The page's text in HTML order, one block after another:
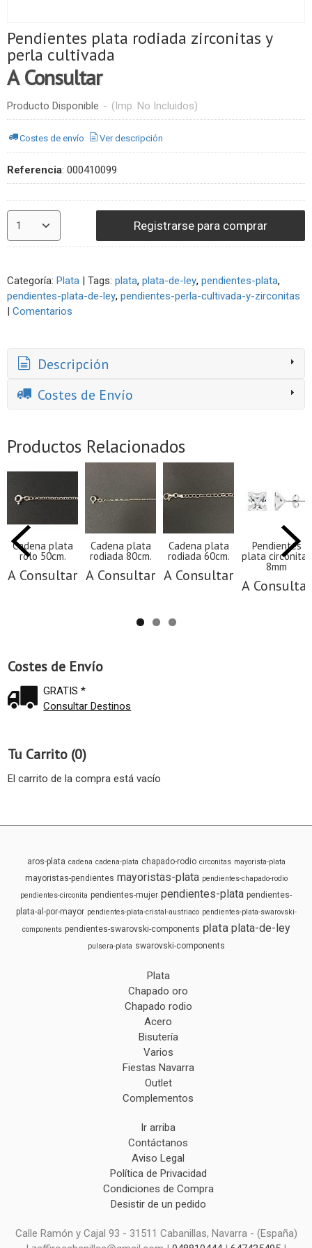
Costes de Envío
GRATIS *
Consultar Destinos
Tu Carrito (0)
El carrito de la compra está vacío
Pendientes plata rodiada zirconitas y
perla cultivada
A Consultar
Producto Disponible - (Imp. No Incluidos)
Costes de envío Ver descripción
Referencia: 000410099
Registrarse para comprar
Categoría: Plata | Tags: plata plata-de-ley pendientes-plata
pendientes-plata-de-ley pendientes-perla-cultivada-y-zirconitas
| Comentarios
Descripción
Costes de Envío
Productos Relacionados
Cadena plata
rolo 50cm.
A Consultar
Cadena plata
rodiada 80cm.
A Consultar
Cadena plata
rodiada 60cm.
A Consultar
Pendientes
plata circonitas
8mm
A Consultar
aros-plata cadena cadena-plata chapado-rodio circonitas mayorista-plata
mayoristas-pendientes mayoristas-plata pendientes-chapado-rodio
pendientes-circonita pendientes-mujer pendientes-plata pendientes-
plata-al-por-mayor pendientes-plata-cristal-austriaco pendientes-plata-swarovski-
components pendientes-swarovski-components plata plata-de-ley
pulsera-plata swarovski-components
Plata
Chapado oro
Chapado rodio
Acero
Bisutería
Varios
Fiestas Navarra
Outlet
Complementos
Ir arriba
Contáctanos
Aviso Legal
Política de Privacidad
Condiciones de Compra
Desistir de un pedido
Calle Ramón y Cajal 93 - 31511 Cabanillas, Navarra - (España)